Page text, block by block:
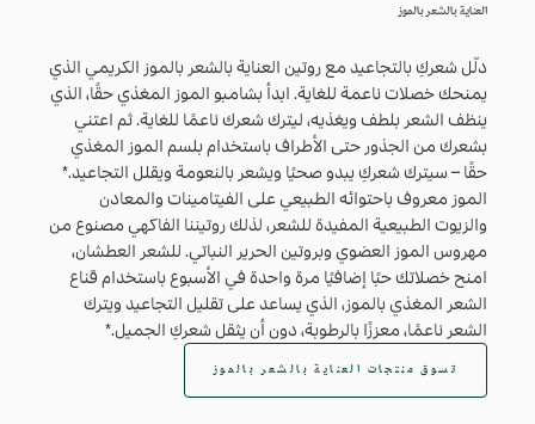
العناية بالشعر بالموز
دلّل شعركِ بالتجاعيد مع روتين العناية بالشعر بالموز الكريمي الذي
يمنحك خصلات ناعمة للغاية. ابدأ بشامبو الموز المغذي حقًا، الذي
ينظف الشعر بلطف ويغذيه، ليترك شعرك ناعمًا للغاية. ثم اعتني
بشعرك من الجذور حتى الأطراف باستخدام بلسم الموز المغذي
حقًا – سيترك شعركِ يبدو صحيًا ويشعر بالنعومة ويقلل التجاعيد.*
الموز معروف باحتوائه الطبيعي على الفيتامينات والمعادن
والزيوت الطبيعية المفيدة للشعر، لذلك روتيننا الفاكهي مصنوع من
مهروس الموز العضوي وبروتين الحرير النباتي. للشعر العطشان،
امنح خصلاتك حبًا إضافيًا مرة واحدة في الأسبوع باستخدام قناع
الشعر المغذي بالموز، الذي يساعد على تقليل التجاعيد ويترك
الشعر ناعمًا، معززًا بالرطوبة، دون أن يثقل شعركِ الجميل.*
تسوق منتجات العناية بالشعر بالموز